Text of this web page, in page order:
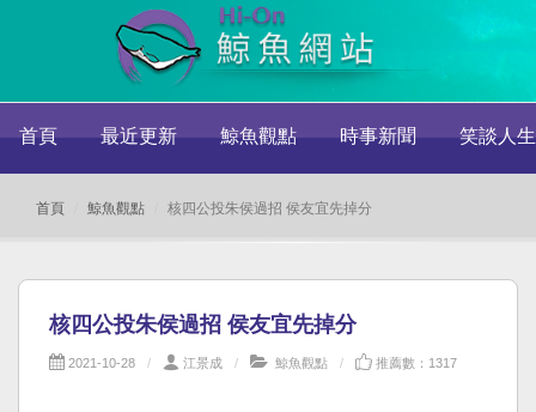
首頁 最近更新 鯨魚觀點 時事新聞 笑談人生
首頁 鯨魚觀點 核四公投朱侯過招 侯友宜先掉分
核四公投朱侯過招 侯友宜先掉分
2021-10-28 江景成 鯨魚觀點 推薦數：1317